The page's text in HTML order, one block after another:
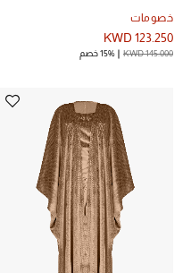
خصومات
KWD 123.250
KWD 145.000 15% خصم